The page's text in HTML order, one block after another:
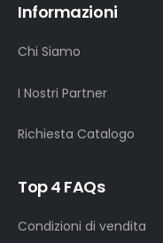
Informazioni
Chi Siamo
I Nostri Partner
Richiesta Catalogo
Top 4 FAQs
Condizioni di vendita